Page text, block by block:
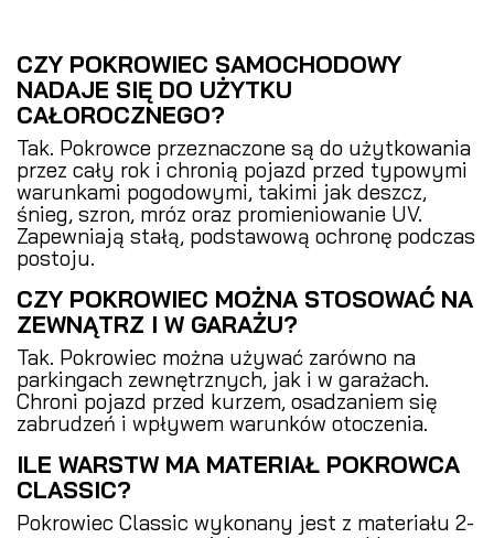
CZY POKROWIEC SAMOCHODOWY
NADAJE SIĘ DO UŻYTKU
CAŁOROCZNEGO?
Tak. Pokrowce przeznaczone są do użytkowania
przez cały rok i chronią pojazd przed typowymi
warunkami pogodowymi, takimi jak deszcz,
śnieg, szron, mróz oraz promieniowanie UV.
Zapewniają stałą, podstawową ochronę podczas
postoju.
CZY POKROWIEC MOŻNA STOSOWAĆ NA
ZEWNĄTRZ I W GARAŻU?
Tak. Pokrowiec można używać zarówno na
parkingach zewnętrznych, jak i w garażach.
Chroni pojazd przed kurzem, osadzaniem się
zabrudzeń i wpływem warunków otoczenia.
ILE WARSTW MA MATERIAŁ POKROWCA
CLASSIC?
Pokrowiec Classic wykonany jest z materiału 2-